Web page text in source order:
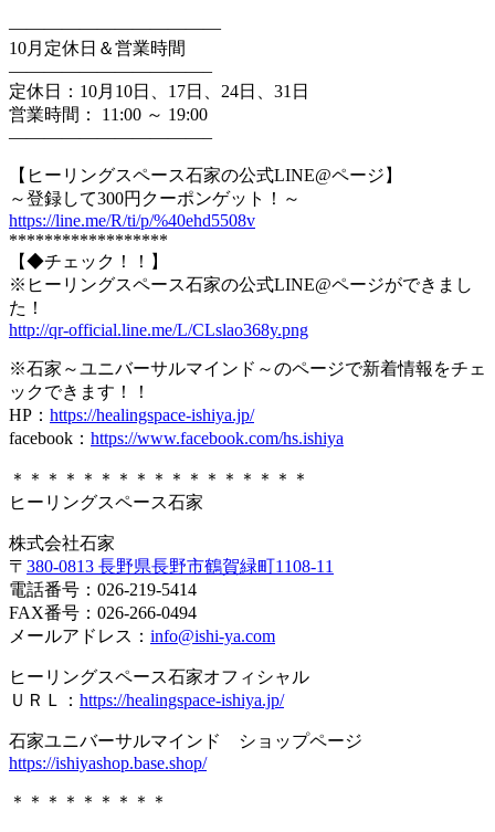
————————————
10月定休日＆営業時間
———————————–
定休日：10月10日、17日、24日、31日
営業時間： 11:00 ～ 19:00
———————————–
【ヒーリングスペース石家の公式LINE@ページ】
～登録して300円クーポンゲット！～
https://line.me/R/ti/p/%40ehd5508v
******************
【◆チェック！！】
※ヒーリングスペース石家の公式LINE@ページができまし
た！
http://qr-official.line.me/L/CLslao368y.png
※石家～ユニバーサルマインド～のページで新着情報をチェ
ックできます！！
HP： https://healingspace-ishiya.jp/
facebook： https://www.facebook.com/hs.ishiya
＊＊＊＊＊＊＊＊＊＊＊＊＊＊＊＊＊
ヒーリングスペース石家
株式会社石家
〒 380-0813 長野県長野市鶴賀緑町1108-11
電話番号：026-219-5414
FAX番号：026-266-0494
メールアドレス： info@ishi-ya.com
ヒーリングスペース石家オフィシャル
ＵＲＬ： https://healingspace-ishiya.jp/
石家ユニバーサルマインド ショップページ
https://ishiyashop.base.shop/
＊＊＊＊＊＊＊＊＊